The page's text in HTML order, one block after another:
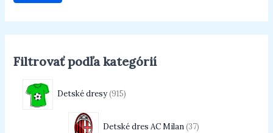
Filtrovať podľa kategórií
Detské dresy 915
Detské dres AC Milan 37